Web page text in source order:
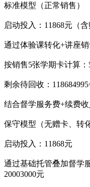
标准模型（正常销售）
启动投入：11868元（含
通过体验课转化+讲座
按销售5张学期卡计算：
剩余待回收：
结合督学服务费+续费
保守模型（无赠卡、转
启动投入：11868元
通过基础托管叠加督学
20003000元